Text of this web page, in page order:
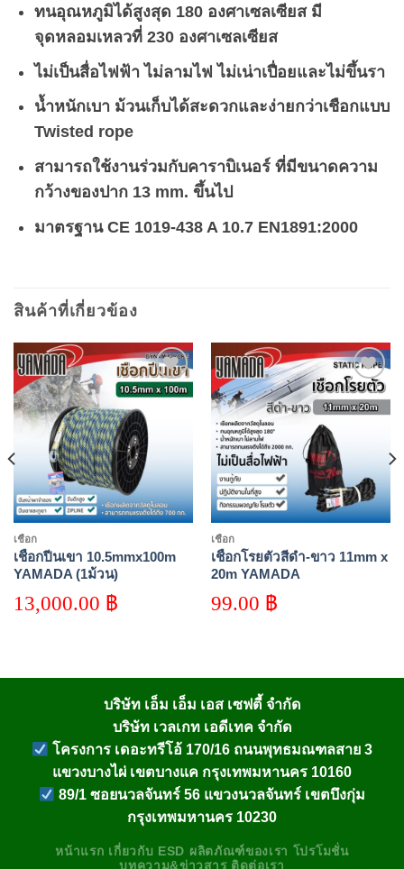
ทนอุณหภูมิได้สูงสุด 180 องศาเซลเซียสมี
จุดหลอมเหลวที่230 องศาเซลเซียส
ไม่เป็นสื่อไฟฟ้า ไม่ลามไฟ ไม่เน่าเปื่อยและไม่ขึ้นรา
น้ำหนักเบา ม้วนเก็บได้สะดวกและง่ายกว่าเชือกแบบ
Twisted rope
สามารถใช้งานร่วมกับคาราบิเนอร์ ที่มีขนาดความ
กว้างของปาก 13 mm. ขึ้นไป
มาตรฐาน CE 1019-438 A 10.7 EN1891:2000
สินค้าที่เกี่ยวข้อง
Add to
wishlist
เชือก
เชือกปีนเขา 10.5mmx100m
YAMADA (1ม้วน)
13,000.00 ฿
Add to
wishlist
เชือก
เชือกโรยตัวสีดำ-ขาว 11mm x
20m YAMADA
99.00 ฿
บริษัท เอ็ม เอ็ม เอส เซฟตี้ จำกัด
บริษัท เวลเกท เอดีเทค จำกัด
โครงการ เดอะทรีโอ้ 170/16 ถนนพุทธมณฑลสาย 3
แขวงบางไผ่ เขตบางแค กรุงเทพมหานคร 10160
89/1 ซอยนวลจันทร์ 56 แขวงนวลจันทร์ เขตบึงกุ่ม
กรุงเทพมหานคร 10230
หน้าแรก เกี่ยวกับ ESD ผลิตภัณฑ์ของเรา โปรโมชั่น
บทความ&ข่าวสาร ติดต่อเรา